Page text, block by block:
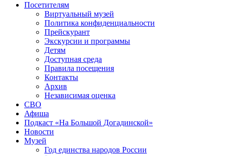
Посетителям
Виртуальный музей
Политика конфиденциальности
Прейскурант
Экскурсии и программы
Детям
Доступная среда
Правила посещения
Контакты
Архив
Независимая оценка
СВО
Афиша
Подкаст «На Большой Догадинской»
Новости
Музей
Год единства народов России